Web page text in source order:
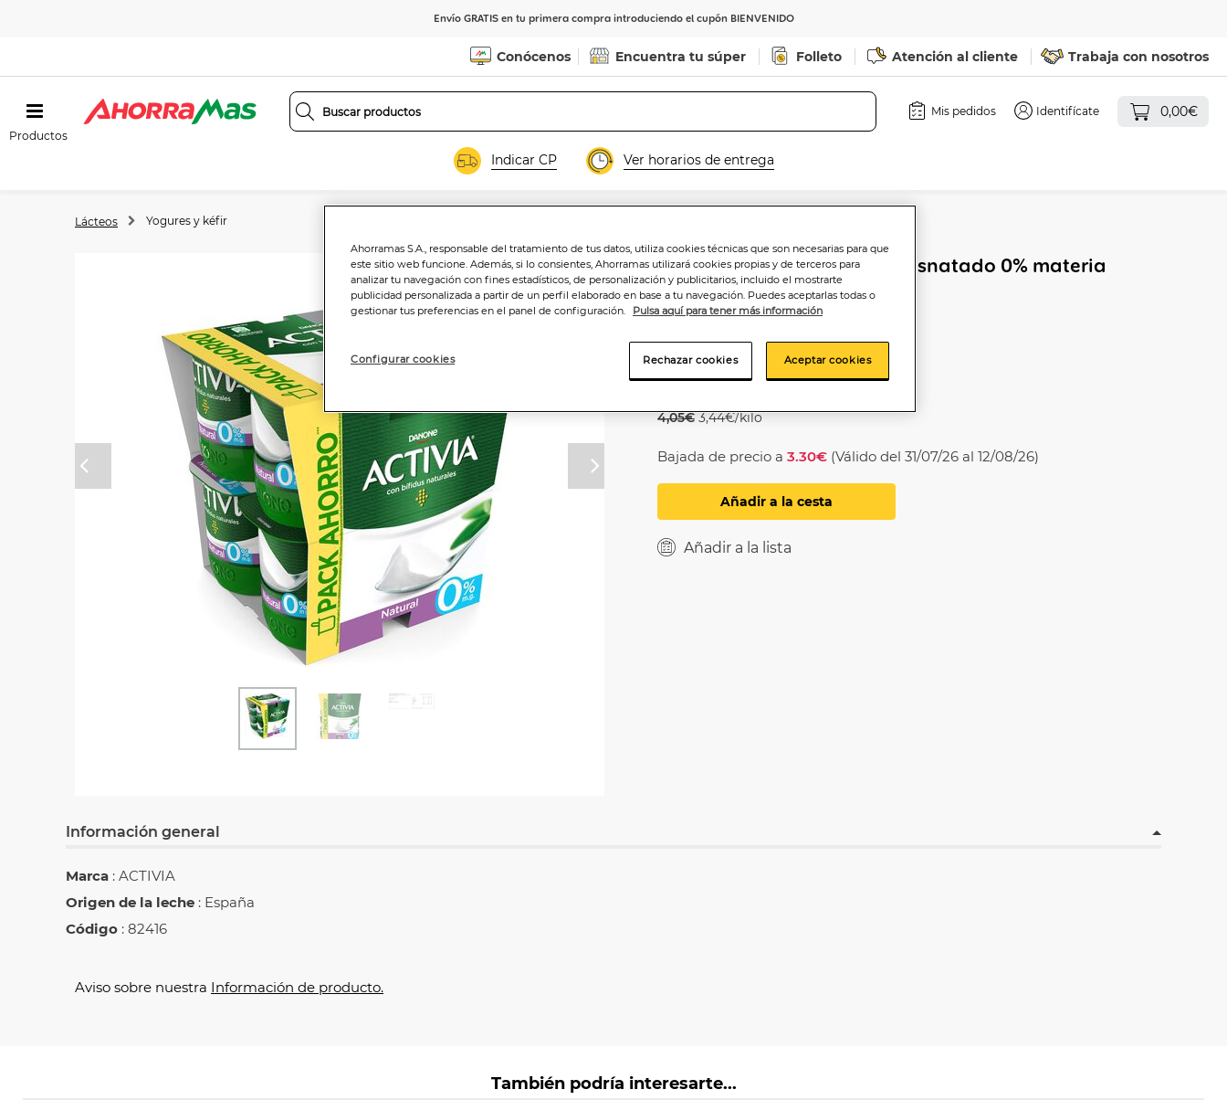
Envío GRATIS en tu primera compra introduciendo el cupón BIENVENIDO
Conócenos Encuentra tu súper Folleto Atención al cliente Trabaja con nosotros
Productos
Mis pedidos Identifícate 0,00€
Indicar CP Ver horarios de entrega
Lácteos Yogures y kéfir
Anterior
Bífidus probiótico Activia desnatado 0% materia
grasa pack 8 natural
4,05€ 3,44€/kilo
Bajada de precio a 3.30€ (Válido del 31/07/26 al 12/08/26)
Añadir a la cesta
Añadir a la lista
Información general
Marca : ACTIVIA
Origen de la leche : España
Código : 82416
Aviso sobre nuestra Información de producto.
También podría interesarte...
Ahorramas S.A., responsable del tratamiento de tus datos, utiliza cookies técnicas que son necesarias para que
este sitio web funcione. Además, si lo consientes, Ahorramas utilizará cookies propias y de terceros para
analizar tu navegación con fines estadísticos, de personalización y publicitarios, incluido el mostrarte
publicidad personalizada a partir de un perfil elaborado en base a tu navegación. Puedes aceptarlas todas o
gestionar tus preferencias en el panel de configuración.
Pulsa aquí para tener más información
Configurar cookies Rechazar cookies Aceptar cookies